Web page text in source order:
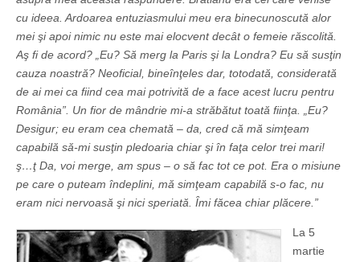
cu ideea. Ardoarea entuziasmului meu era binecunoscută alor
mei şi apoi nimic nu este mai elocvent decât o femeie răscolită.
Aş fi de acord? „Eu? Să merg la Paris şi la Londra? Eu să susţin
cauza noastră? Neoficial, bineînţeles dar, totodată, considerată
de ai mei ca fiind cea mai potrivită de a face acest lucru pentru
România”. Un fior de mândrie mi-a străbătut toată fiinţa. „Eu?
Desigur; eu eram cea chemată – da, cred că mă simţeam
capabilă să-mi susţin pledoaria chiar şi în faţa celor trei mari!
ş…ţ Da, voi merge, am spus – o să fac tot ce pot. Era o misiune
pe care o puteam îndeplini, mă simţeam capabilă s-o fac, nu
eram nici nervoasă şi nici speriată. Îmi făcea chiar plăcere.”
La 5
martie